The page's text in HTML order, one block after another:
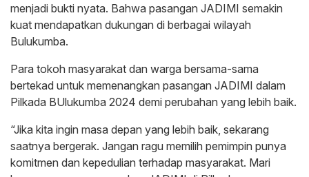
menjadi bukti nyata. Bahwa pasangan JADIMI semakin
kuat mendapatkan dukungan di berbagai wilayah
Bulukumba.
Para tokoh masyarakat dan warga bersama-sama
bertekad untuk memenangkan pasangan JADIMI dalam
Pilkada BUlukumba 2024 demi perubahan yang lebih baik.
“Jika kita ingin masa depan yang lebih baik, sekarang
saatnya bergerak. Jangan ragu memilih pemimpin punya
komitmen dan kepedulian terhadap masyarakat. Mari